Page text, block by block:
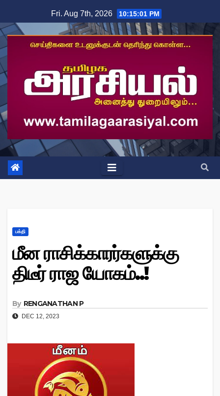
to
content
Fri. Aug 7th, 2026 10:15:02 PM
பக்தி
மீன ராசிக்காரர்களுக்கு
திடீர் ராஜ யோகம்..!
By RENGANATHAN P
DEC 12, 2023